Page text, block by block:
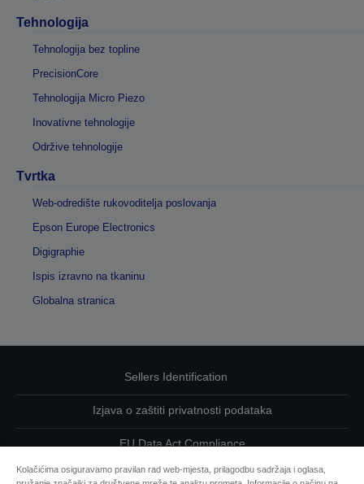
Tehnologija
Tehnologija bez topline
PrecisionCore
Tehnologija Micro Piezo
Inovativne tehnologije
Održive tehnologije
Tvrtka
Web-odredište rukovoditelja poslovanja
Epson Europe Electronics
Digigraphie
Ispis izravno na tkaninu
Globalna stranica
Sellers Identification
Izjava o zaštiti privatnosti podataka
EU Data Act Compliance
Kontaktirajte nas u vezi svojih podataka
Kolačićima osiguravamo pravilan rad web-mjesta, prilagodbu sadržaja i oglasa,